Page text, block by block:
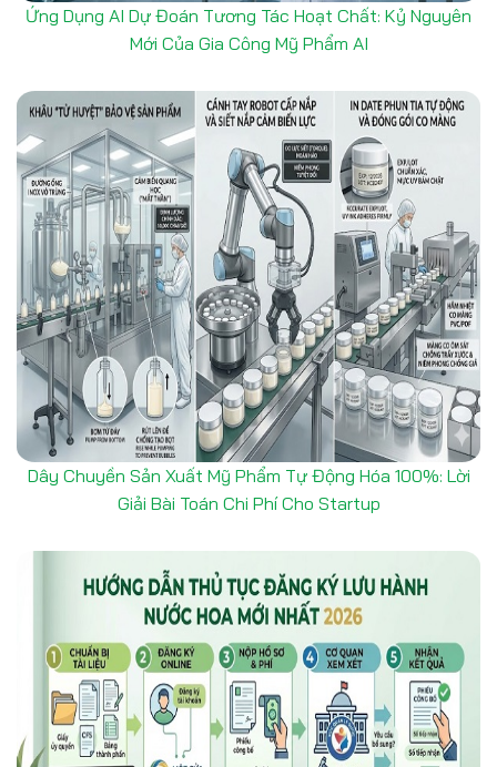
Ứng Dụng AI Dự Đoán Tương Tác Hoạt Chất: Kỷ Nguyên
Mới Của Gia Công Mỹ Phẩm AI
Dây Chuyền Sản Xuất Mỹ Phẩm Tự Động Hóa 100%: Lời
Giải Bài Toán Chi Phí Cho Startup